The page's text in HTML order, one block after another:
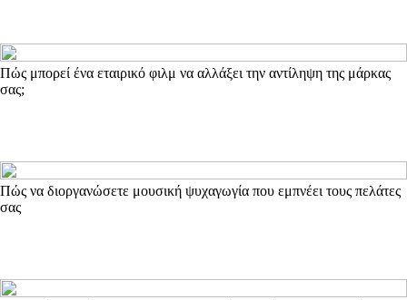
Πώς μπορεί ένα εταιρικό φιλμ να αλλάξει την αντίληψη της μάρκας
σας;
Πώς να διοργανώσετε μουσική ψυχαγωγία που εμπνέει τους πελάτες
σας